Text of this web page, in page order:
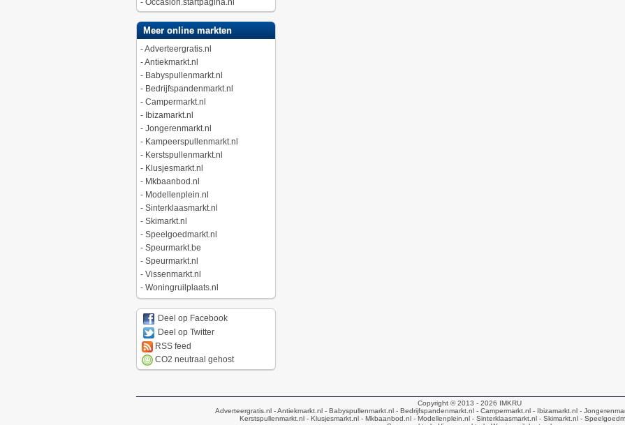
- Occasion.startpagina.nl
Meer online markten
-Adverteergratis.nl
-Antiekmarkt.nl
- Babyspullenmarkt.nl
- Bedrijfspandenmarkt.nl
- Campermarkt.nl
- Ibizamarkt.nl
- Jongerenmarkt.nl
- Kampeerspullenmarkt.nl
- Kerstspullenmarkt.nl
- Klusjesmarkt.nl
- Mkbaanbod.nl
- Modellenplein.nl
- Sinterklaasmarkt.nl
- Skimarkt.nl
- Speelgoedmarkt.nl
- Speurmarkt.be
- Speurmarkt.nl
- Vissenmarkt.nl
- Woningruilplaats.nl
Deel op Facebook
Deel op Twitter
RSS feed
CO2 neutraal gehost
Copyright © 2013 - 2026 IMKRU
Adverteergratis.nl - Antiekmarkt.nl - Babyspullenmarkt.nl - Bedrijfspandenmarkt.nl - Campermarkt.nl - Ibizamarkt.nl -
Kerstspullenmarkt.nl - Klusjesmarkt.nl - Mkbaanbod.nl - Modellenplein.nl - Sinterklaasmarkt.nl - Skimarkt.nl -